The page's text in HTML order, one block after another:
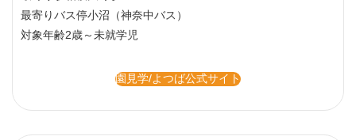
施設概要認可外保育施設
最寄り駅相模大野駅
2歳～未就学児